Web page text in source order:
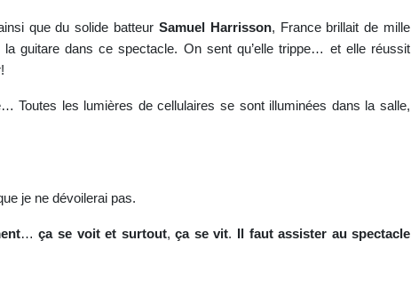
que du solide batteur Samuel Harrisson, France brillait de mille
guitare dans ce spectacle. On sent qu’elle trippe… et elle réussit
Toutes les lumières de cellulaires se sont illuminées dans la salle,
je ne dévoilerai pas.
…ça se voit et surtout,ça se vit. faut assister au spectacle